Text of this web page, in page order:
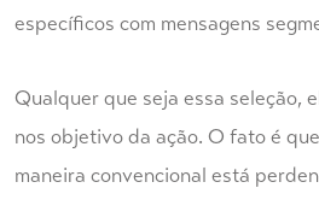
específicos com mensagens
Qualquer que seja essa seleção,
nos objetivo da ação. O fato é
maneira convencional está